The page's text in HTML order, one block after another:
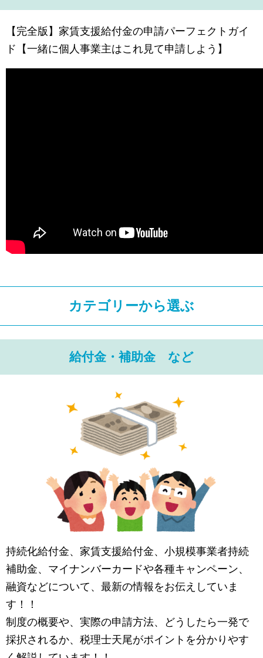
【完全版】家賃支援給付金の申請パーフェクトガイ
ド【一緒に個人事業主はこれ見て申請しよう】
カテゴリーから選ぶ
給付金・補助金 など
持続化給付金、家賃支援給付金、小規模事業者持続
補助金、マイナンバーカードや各種キャンペーン、
融資などについて、最新の情報をお伝えしていま
す！！
制度の概要や、実際の申請方法、どうしたら一発で
採択されるか、税理士天尾がポイントを分かりやす